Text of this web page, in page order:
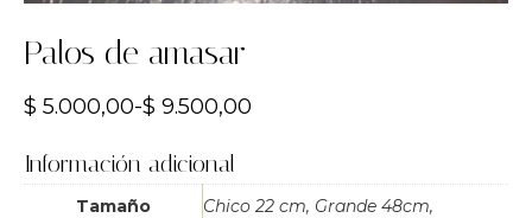
Palos de amasar
$ 5.000,00-$ 9.500,00
Información adicional
Tamaño
Chico 22 cm, Grande 48cm,